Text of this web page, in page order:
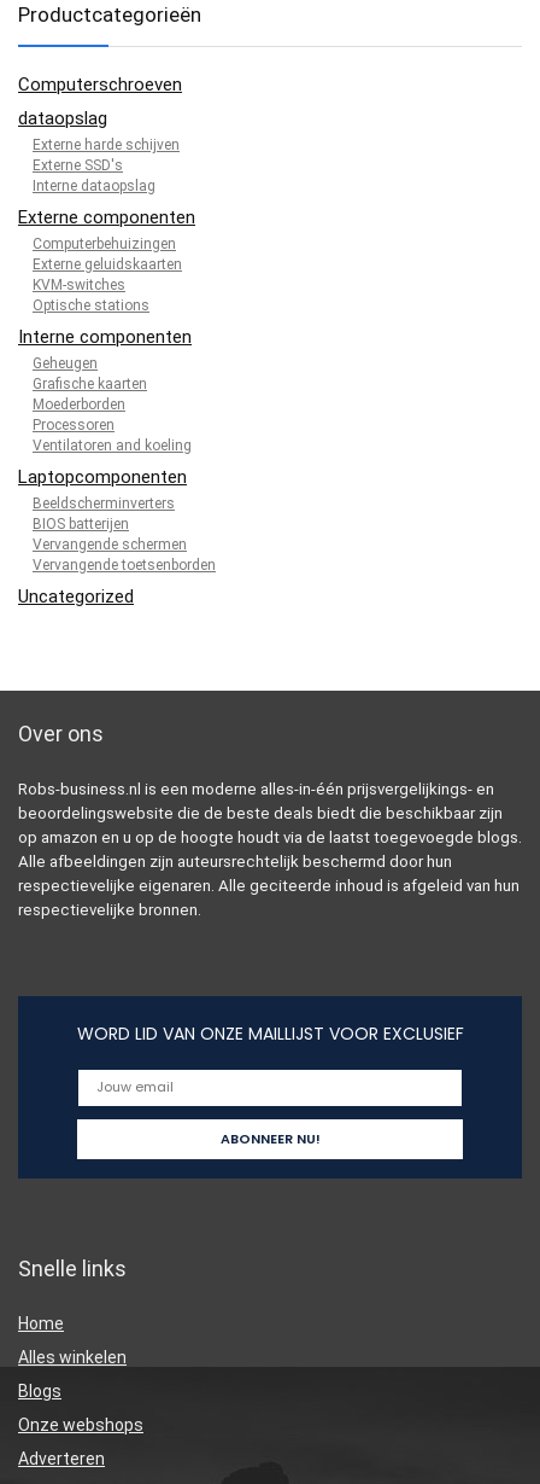
Productcategorieën
Computerschroeven
dataopslag
Externe harde schijven
Externe SSD's
Interne dataopslag
Externe componenten
Computerbehuizingen
Externe geluidskaarten
KVM-switches
Optische stations
Interne componenten
Geheugen
Grafische kaarten
Moederborden
Processoren
Ventilatoren and koeling
Laptopcomponenten
Beeldscherminverters
BIOS batterijen
Vervangende schermen
Vervangende toetsenborden
Uncategorized
Over ons
Robs-business.nl is een moderne alles-in-één prijsvergelijkings- en
beoordelingswebsite die de beste deals biedt die beschikbaar zijn
op amazon en u op de hoogte houdt via de laatst toegevoegde blogs.
Alle afbeeldingen zijn auteursrechtelijk beschermd door hun
respectievelijke eigenaren. Alle geciteerde inhoud is afgeleid van hun
respectievelijke bronnen.
WORD LID VAN ONZE MAILLIJST VOOR EXCLUSIEF
Snelle links
Home
Alles winkelen
Blogs
Onze webshops
Adverteren